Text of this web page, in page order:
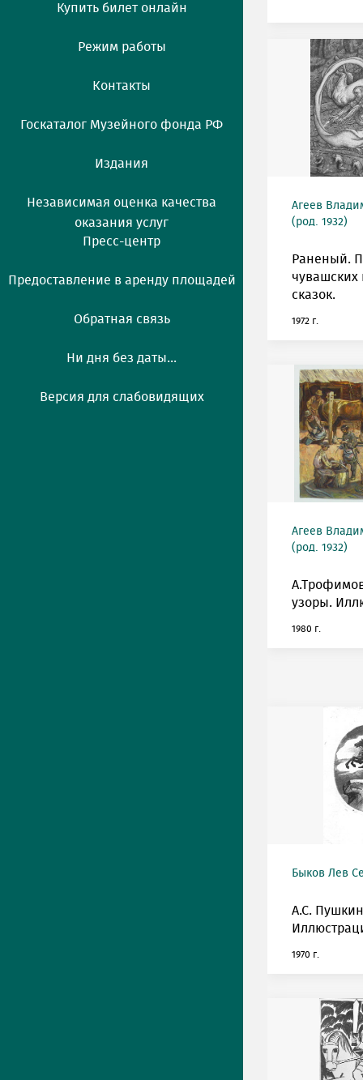
Купить билет онлайн
Режим работы
Контакты
Госкаталог Музейного фонда РФ
Издания
Независимая оценка качества
оказания услуг
Пресс-центр
Предоставление в аренду площадей
Обратная связь
Ни дня без даты...
Версия для слабовидящих
Агеев
(род. 1932)
Раненый.
чувашских
сказок.
1972 г.
Агеев
(род. 1932)
узоры.
1980 г.
Быков Лев
А.С.
1970 г.